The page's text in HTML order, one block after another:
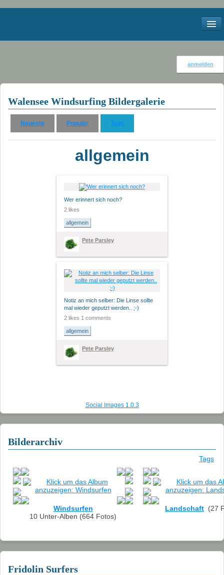
Impressum
Services
Windstatistik Walensee
Links
anmelden
Walensee Windsurfing Bildergalerie
Neueste Populär Tags
allgemein
Wer erinnert sich noch?
2 likes
allgemein
Pete Parsley
Notiz an mich selber: Die Linse sollte
mal wieder geputzt werden.. ;-)
2 likes 1 comments
allgemein
Pete Parsley
Social Images 1.0.3
Bilderarchiv
Tags
Windsurfen
10 Unter-Alben (664 Fotos)
Landschaft (27
Fridolin Surfers